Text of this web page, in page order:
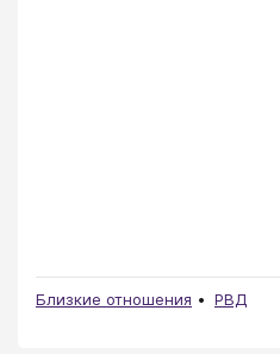
Близкие отношения РВД